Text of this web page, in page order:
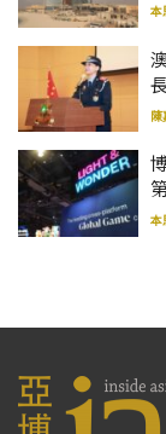
本
長
陳
本